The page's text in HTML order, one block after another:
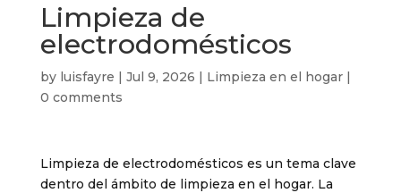
Limpieza de
electrodomésticos
by luisfayre | Jul 9, 2026 | Limpieza en el hogar|
0 comments
Limpieza de electrodomésticos es un tema clave
dentro del ámbito de limpieza en el hogar. La